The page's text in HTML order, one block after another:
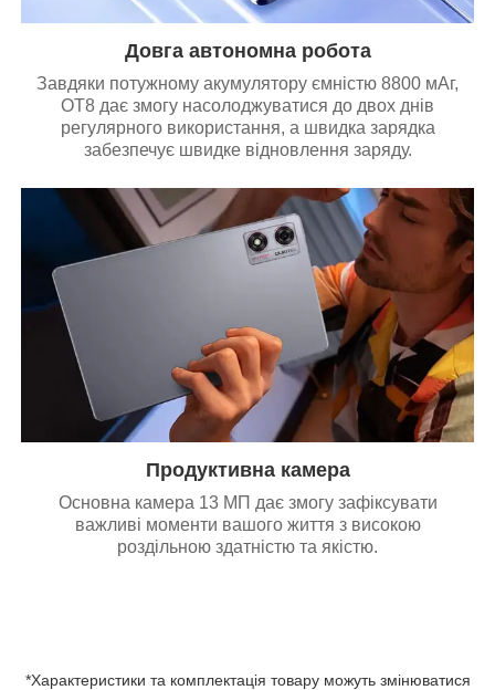
Довга автономна робота
Завдяки потужному акумулятору ємністю 8800 мАг,
OT8 дає змогу насолоджуватися до двох днів
регулярного використання, а швидка зарядка
забезпечує швидке відновлення заряду.
Продуктивна камера
Основна камера 13 МП дає змогу зафіксувати
важливі моменти вашого життя з високою
роздільною здатністю та якістю.
*Характеристики та комплектація товару можуть змінюватися